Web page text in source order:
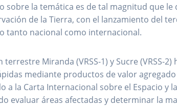
sobre la temática es de tal magnitud que
de la Tierra, con el lanzamiento del
tanto nacional como internacional.
Miranda (VRSS-1) y Sucre (VRSS-
mediante productos de valor
a la Carta Internacional sobre el Espacio y
evaluar áreas afectadas y determinar la